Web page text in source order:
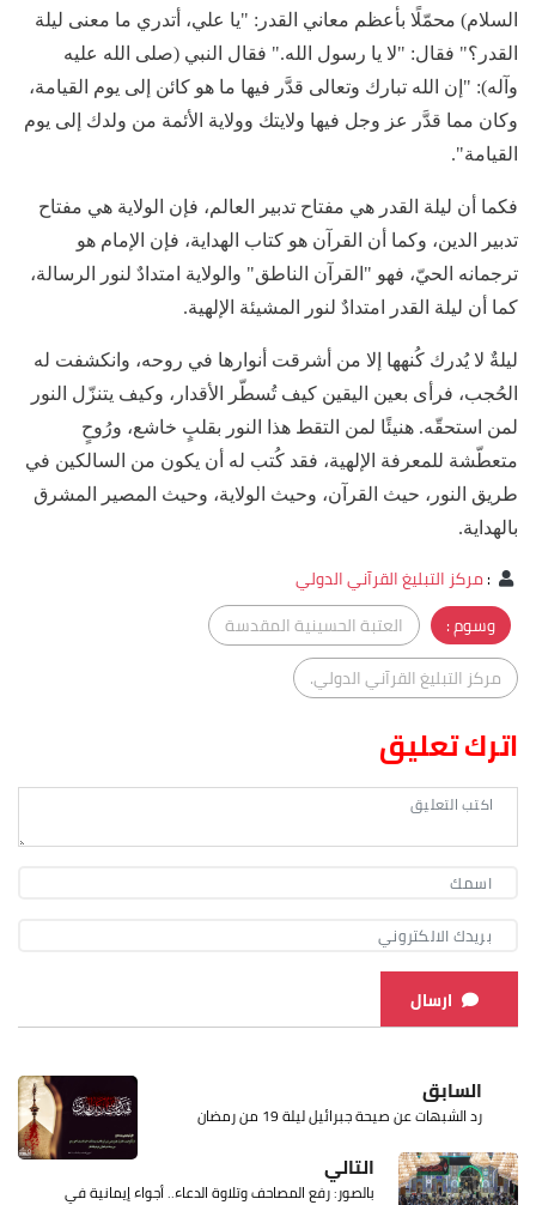
السلام) محمّلًا بأعظم معاني القدر: "يا علي، أتدري ما معنى ليلة
القدر؟" فقال: "لا يا رسول الله." فقال النبي (صلى الله عليه
وآله): "إن الله تبارك وتعالى قدَّر فيها ما هو كائن إلى يوم القيامة،
وكان مما قدَّر عز وجل فيها ولايتك وولاية الأئمة من ولدك إلى يوم
القيامة".
فكما أن ليلة القدر هي مفتاح تدبير العالم، فإن الولاية هي مفتاح
تدبير الدين، وكما أن القرآن هو كتاب الهداية، فإن الإمام هو
ترجمانه الحيّ، فهو "القرآن الناطق" والولاية امتدادٌ لنور الرسالة،
كما أن ليلة القدر امتدادٌ لنور المشيئة الإلهية.
ليلةٌ لا يُدرك كُنهها إلا من أشرقت أنوارها في روحه، وانكشفت له
الحُجب، فرأى بعين اليقين كيف تُسطّر الأقدار، وكيف يتنزّل النور
لمن استحقّه. هنيئًا لمن التقط هذا النور بقلبٍ خاشع، ورُوحٍ
متعطّشة للمعرفة الإلهية، فقد كُتب له أن يكون من السالكين في
طريق النور، حيث القرآن، وحيث الولاية، وحيث المصير المشرق
بالهداية.
:مركز التبليغ القرآني الدولي
وسوم :
العتبة الحسينية المقدسة
مركز التبليغ القرآني الدولي.
اترك تعليق
ارسال
السابق
رد الشبهات عن صيحة جبرائيل ليلة 19 من رمضان
التالي
بالصور: رفع المصاحف وتلاوة الدعاء.. أجواء إيمانية في